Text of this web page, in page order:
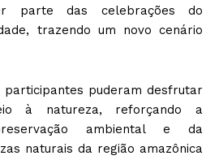
parte das celebrações do
trazendo um novo cenário
participantes puderam desfrutar
à natureza, reforçando a
ambiental e da
naturais da região amazônica